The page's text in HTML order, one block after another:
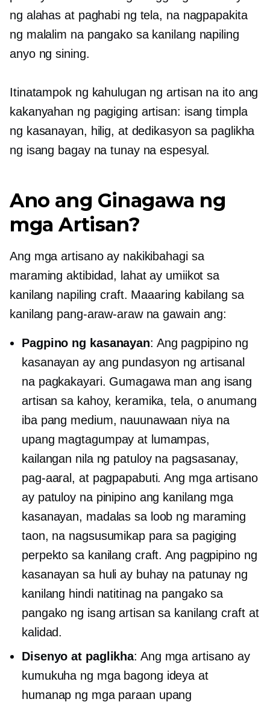
ng alahas at paghabi ng tela, na nagpapakita
ng malalim na pangako sa kanilang napiling
anyo ng sining.
Itinatampok ng kahulugan ng artisan na ito ang
kakanyahan ng pagiging artisan: isang timpla
ng kasanayan, hilig, at dedikasyon sa paglikha
ng isang bagay na tunay na espesyal.
Ano ang Ginagawa ng
mga Artisan?
Ang mga artisano ay nakikibahagi sa
maraming aktibidad, lahat ay umiikot sa
kanilang napiling craft. Maaaring kabilang sa
kanilang pang-araw-araw na gawain ang:
Pagpino ng kasanayan: Ang pagpipino ng
kasanayan ay ang pundasyon ng artisanal
na pagkakayari. Gumagawa man ang isang
artisan sa kahoy, keramika, tela, o anumang
iba pang medium, nauunawaan niya na
upang magtagumpay at lumampas,
kailangan nila ng patuloy na pagsasanay,
pag-aaral, at pagpapabuti. Ang mga artisano
ay patuloy na pinipino ang kanilang mga
kasanayan, madalas sa loob ng maraming
taon, na nagsusumikap para sa pagiging
perpekto sa kanilang craft. Ang pagpipino ng
kasanayan sa huli ay buhay na patunay ng
kanilang hindi natitinag na pangako sa
pangako ng isang artisan sa kanilang craft at
kalidad.
Disenyo at paglikha: Ang mga artisano ay
kumukuha ng mga bagong ideya at
humanap ng mga paraan upang